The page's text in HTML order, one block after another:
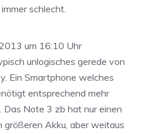
schlecht.
um 16:10 Uhr
unlogisches gerede von
Ein Smartphone welches
entsprechend mehr
Das Note 3 zb hat nur einen
größeren Akku, aber weitaus